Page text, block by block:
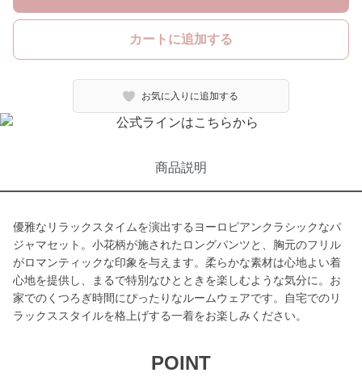
カートに追加する
お気に入りに追加する
商品説明
優雅なリラックスタイムを演出するヨーロピアンクラシックなパ
ジャマセット。小花柄が施されたロングパンツと、胸元のフリル
がロマンティックな印象を与えます。柔らかな素材は心地よい着
心地を提供し、まるで特別なひとときを楽しむような気分に。お
家でのくつろぎ時間にぴったりなルームウェアです。自宅でのリ
ラックススタイルを格上げする一着をお楽しみください。
POINT